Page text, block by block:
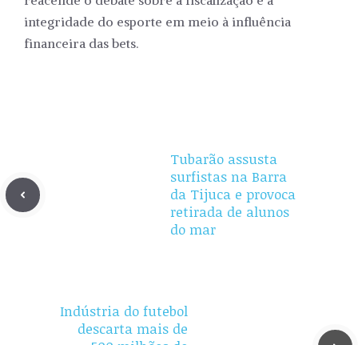
integridade do esporte em meio à influência
financeira das bets.
Tubarão assusta
surfistas na Barra
da Tijuca e provoca
retirada de alunos
do mar
Indústria do futebol
descarta mais de